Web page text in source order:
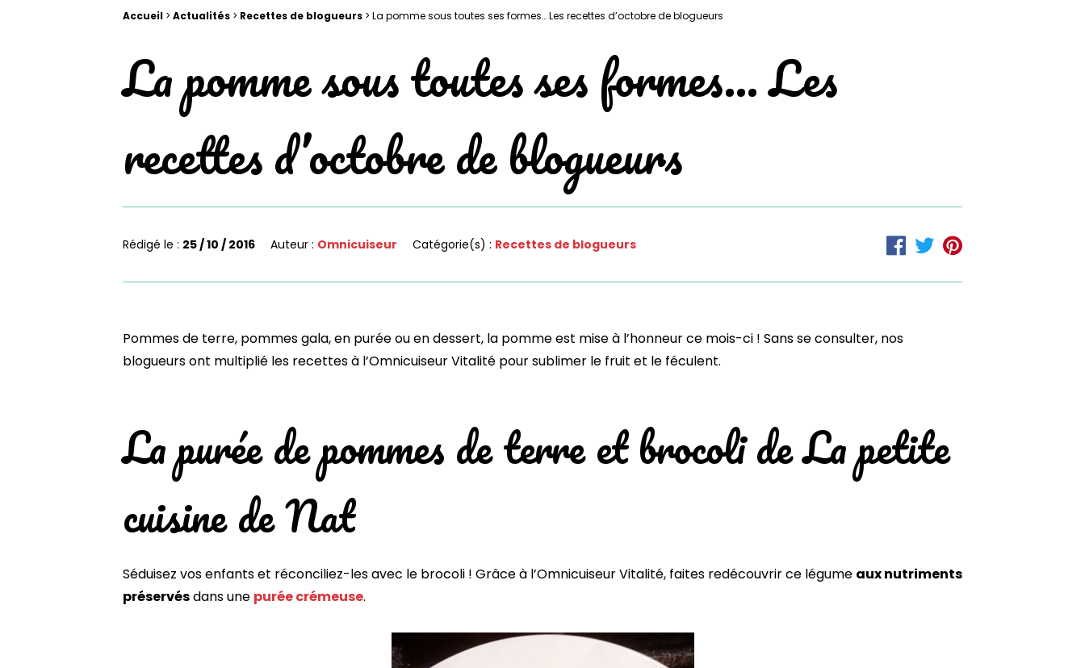
Accueil > Actualités > Recettes de blogueurs > La pomme sous toutes ses formes… Les recettes d’octobre de blogueurs
La pomme sous toutes ses formes… Les
recettes d’octobre de blogueurs
Rédigé le : 25 / 10 / 2016 Auteur : Omnicuiseur Catégorie(s) : Recettes de blogueurs
Pommes de terre, pommes gala, en purée ou en dessert, la pomme est mise à l’honneur ce mois-ci ! Sans se consulter, nos
blogueurs ont multiplié les recettes à l’Omnicuiseur Vitalité pour sublimer le fruit et le féculent.
La purée de pommes de terre et brocoli de La petite
cuisine de Nat
Séduisez vos enfants et réconciliez-les avec le brocoli ! Grâce à l’Omnicuiseur Vitalité, faites redécouvrir ce légume aux nutriments
préservésdans une purée crémeuse.